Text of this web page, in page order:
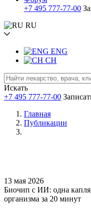
+7 495 777-77-00
RU
ENG
CH
Искать
+7 495 777-77-00
Главная
Публикации
13 мая 2026
Биочип с ИИ: одна
организма за 20 минут